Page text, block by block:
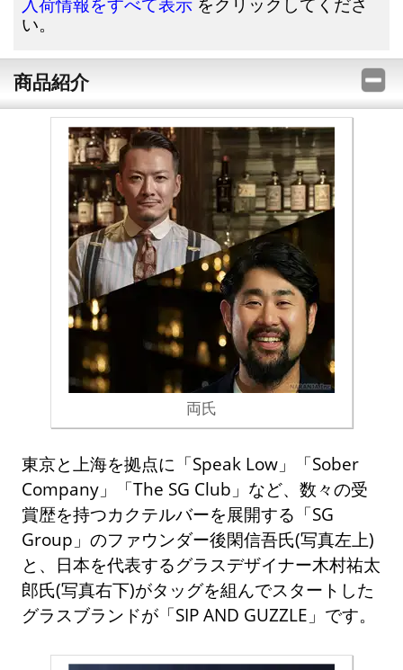
入荷情報をすべて表示
い。
商品紹介
両氏
東京と上海を拠点に「Speak Low」「Sober
Company」「The SG Club」など、数々の受
賞歴を持つカクテルバーを展開する「SG
Group」のファウンダー後閑信吾氏(写真左上)
と、日本を代表するグラスデザイナー木村祐太
郎氏(写真右下)がタッグを組んでスタートした
グラスブランドが「SIP AND GUZZLE」です。